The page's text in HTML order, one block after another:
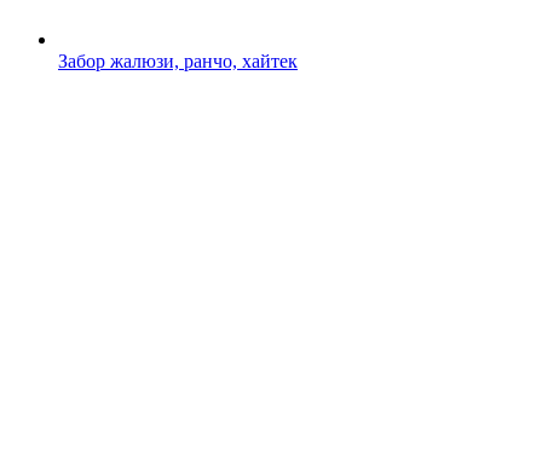
Забор жалюзи, ранчо, хайтек